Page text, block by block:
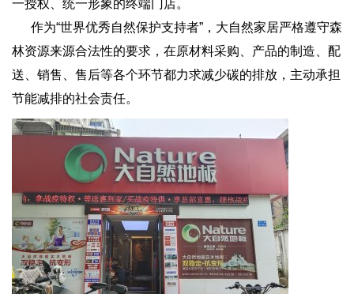
一授权、统一形象的终端门店。
作为“世界优秀自然保护支持者”，大自然家居严格遵守森
林资源来源合法性的要求，在原材料采购、产品的制造、配
送、销售、售后等各个环节都力求减少碳的排放，主动承担
节能减排的社会责任。